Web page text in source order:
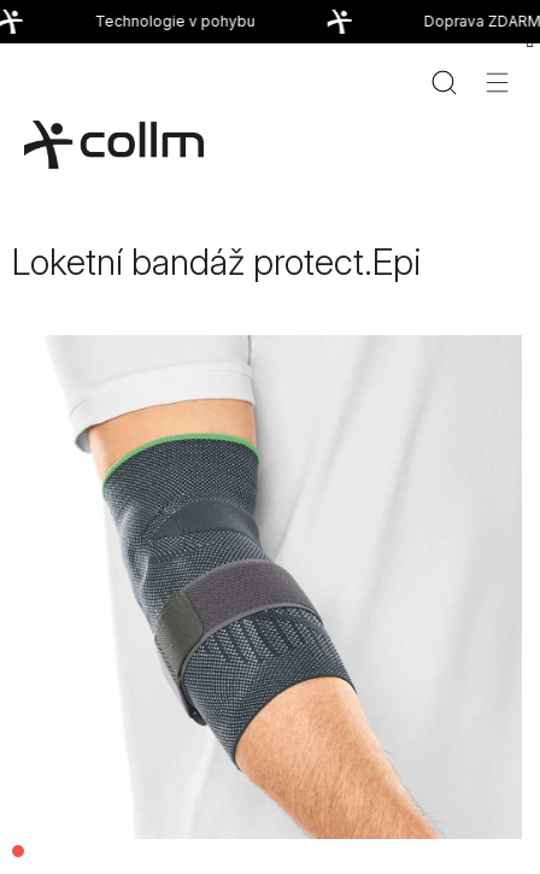
Přejít
na
Technologie v pohybu Doprava
Loketní bandáž protect.Epi